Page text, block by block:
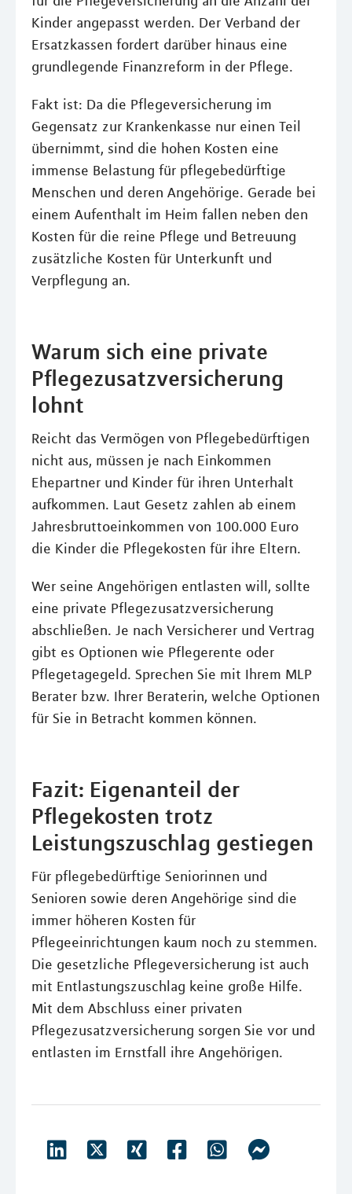
Kinder angepasst werden. Der Verband der
Ersatzkassen fordert darüber hinaus eine
grundlegende Finanzreform in der Pflege.
Fakt ist: Da die Pflegeversicherung im
Gegensatz zur Krankenkasse nur einen Teil
übernimmt, sind die hohen Kosten eine
immense Belastung für pflegebedürftige
Menschen und deren Angehörige. Gerade bei
einem Aufenthalt im Heim fallen neben den
Kosten für die reine Pflege und Betreuung
zusätzliche Kosten für Unterkunft und
Verpflegung an.
Warum sich eine private
Pflegezusatzversicherung
lohnt
Reicht das Vermögen von Pflegebedürftigen
nicht aus, müssen je nach Einkommen
Ehepartner und Kinder für ihren Unterhalt
aufkommen. Laut Gesetz zahlen ab einem
Jahresbruttoeinkommen von 100.000 Euro
die Kinder die Pflegekosten für ihre Eltern.
Wer seine Angehörigen entlasten will, sollte
eine private Pflegezusatzversicherung
abschließen. Je nach Versicherer und Vertrag
gibt es Optionen wie Pflegerente oder
Pflegetagegeld. Sprechen Sie mit Ihrem MLP
Berater bzw. Ihrer Beraterin, welche Optionen
für Sie in Betracht kommen können.
Fazit: Eigenanteil der
Pflegekosten trotz
Leistungszuschlag gestiegen
Für pflegebedürftige Seniorinnen und
Senioren sowie deren Angehörige sind die
immer höheren Kosten für
Pflegeeinrichtungen kaum noch zu stemmen.
Die gesetzliche Pflegeversicherung ist auch
mit Entlastungszuschlag keine große Hilfe.
Mit dem Abschluss einer privaten
Pflegezusatzversicherung sorgen Sie vor und
entlasten im Ernstfall ihre Angehörigen.